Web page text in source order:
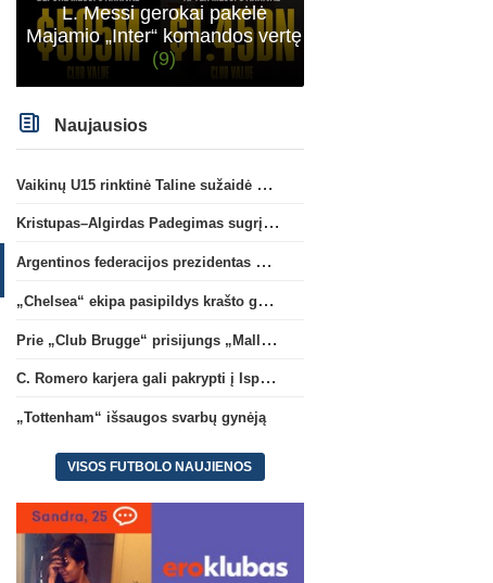
C. Romero karjera gali pakrypti
į Ispaniją
(2)
L. Messi gerokai pakėlė
Majamio „Inter“ komandos vertę
(9)
Naujausios
Vaikinų U15 rinktinė Taline sužaidė pirmąsias kontrolines rungtynes
Kristupas–Algirdas Padegimas sugrįžta į FC „Hegelmann” B sudėtį
Argentinos federacijos prezidentas C. Tapia negailėjo pagyrų G. Infantino
„Chelsea“ ekipa pasipildys krašto gynėju P. Chavarria
Prie „Club Brugge“ prisijungs „Mallorca“ klube atsiskleidęs J. Virgili
C. Romero karjera gali pakrypti į Ispaniją
„Tottenham“ išsaugos svarbų gynėją
VISOS FUTBOLO NAUJIENOS